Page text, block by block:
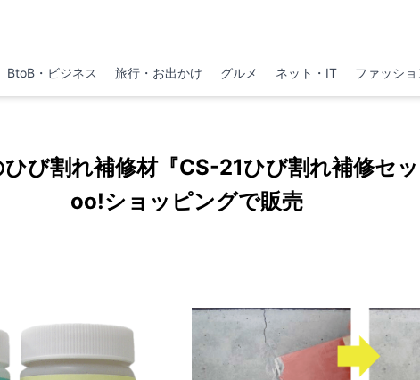
BtoB・ビジネス 旅行・お出かけ グルメ ネット・IT ファッショ
び割れ補修材『CS-21ひび割れ補修セ
oo!ショッピングで販売